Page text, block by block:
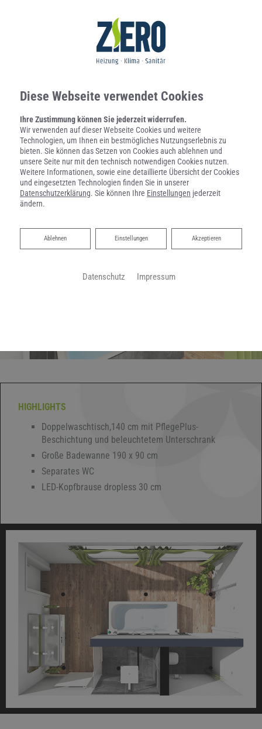
Startseite»Bad»Badinspiration & Musterbäder»Komfort-Bad 15,9 ㎡
Komfort-Bad 15,9 ㎡
HIGHLIGHTS
Doppelwaschtisch,140 cm mit PflegePlus-
Beschichtung und beleuchtetem Unterschrank
Große Badewanne 190 x 90 cm
Separates WC
LED-Kopfbrause dropless 30 cm
Diese Webseite verwendet Cookies
Ihre Zustimmung können Sie jederzeit widerrufen.
Wir verwenden auf dieser Webseite Cookies und weitere
Technologien, um Ihnen ein bestmögliches Nutzungserlebnis zu
bieten. Sie können das Setzen von Cookies auch ablehnen und
unsere Seite nur mit den technisch notwendigen Cookies nutzen.
Weitere Informationen, sowie eine detaillierte Übersicht der Cookies
und eingesetzten Technologien finden Sie in unserer
Datenschutzerklärung. Sie können Ihre Einstellungen jederzeit
ändern.
Akzeptieren
Einstellungen
Ablehnen
Ablehnen
Datenschutz Impressum